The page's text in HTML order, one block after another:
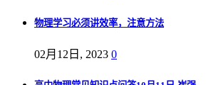
物理学习必须讲效率，注意方法
02月12日, 2023 0